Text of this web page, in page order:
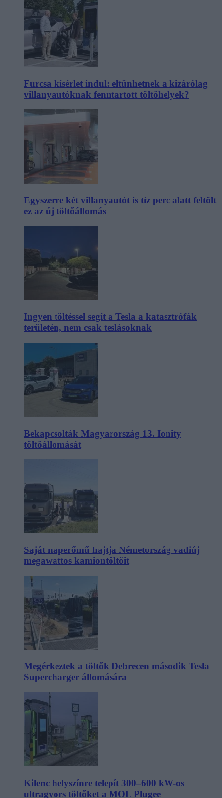
Furcsa kísérlet indul: eltűnhetnek a kizárólag
villanyautóknak fenntartott töltőhelyek?
Egyszerre két villanyautót is tíz perc alatt feltölt
ez az új töltőállomás
Ingyen töltéssel segít a Tesla a katasztrófák
területén, nem csak teslásoknak
Bekapcsolták Magyarország 13. Ionity
töltőállomását
Saját naperőmű hajtja Németország vadiúj
megawattos kamiontöltőit
Megérkeztek a töltők Debrecen második Tesla
Supercharger állomására
Kilenc helyszínre telepít 300–600 kW-os
ultragyors töltőket a MOL Plugee